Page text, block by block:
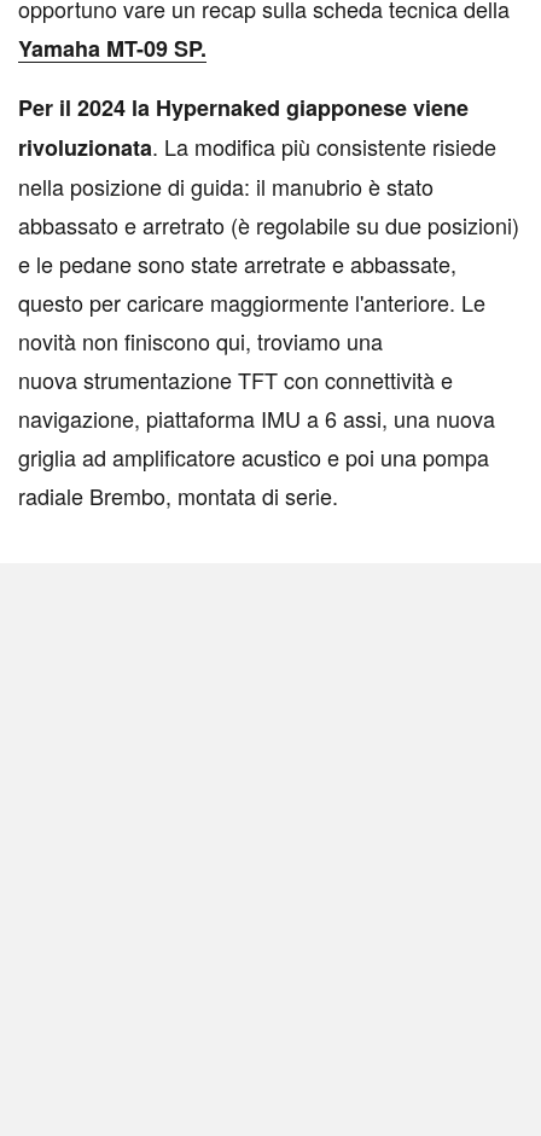
opportuno vare un recap sulla scheda tecnica della
Yamaha MT-09 SP.
Per il 2024 la Hypernaked giapponese viene
rivoluzionata. La modifica più consistente risiede
nella posizione di guida: il manubrio è stato
abbassato e arretrato (è regolabile su due posizioni)
e le pedane sono state arretrate e abbassate,
questo per caricare maggiormente l'anteriore. Le
novità non finiscono qui, troviamo una
nuova strumentazione TFT con connettività e
navigazione, piattaforma IMU a 6 assi, una nuova
griglia ad amplificatore acustico e poi una pompa
radiale Brembo, montata di serie.